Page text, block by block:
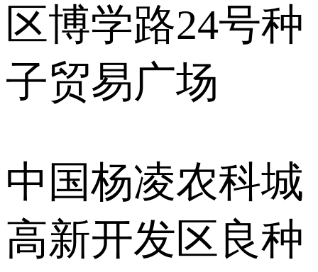
区博学路24号种
子贸易广场
中国杨凌农科城
高新开发区良种